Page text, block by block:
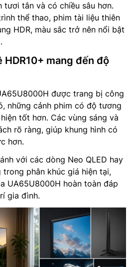
tươi tắn và có chiều sâu hơn.
thể thao, phim tài liệu thiên
HDR, màu sắc trở nên nổi bật
mang đến độ
được trang bị công
những cảnh phim có độ tương
tốt hơn. Các vùng sáng và
rõ ràng, giúp khung hình có
hơn.
với các dòng Neo QLED hay
trong phân khúc giá hiện tại,
UA65U8000H hoàn toàn đáp
gia đình.